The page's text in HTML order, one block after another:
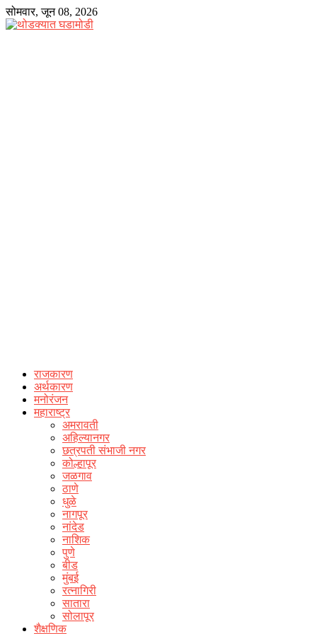
Skip
to
सोमवार, जून 08, 2026
राजकारण
अर्थकारण
मनोरंजन
महाराष्ट्र
अमरावती
अहिल्यानगर
छत्रपती संभाजी नगर
कोल्हापूर
जळगाव
ठाणे
धुळे
नागपूर
नांदेड
नाशिक
पुणे
बीड
मुंबई
रत्नागिरी
सातारा
सोलापूर
शैक्षणिक